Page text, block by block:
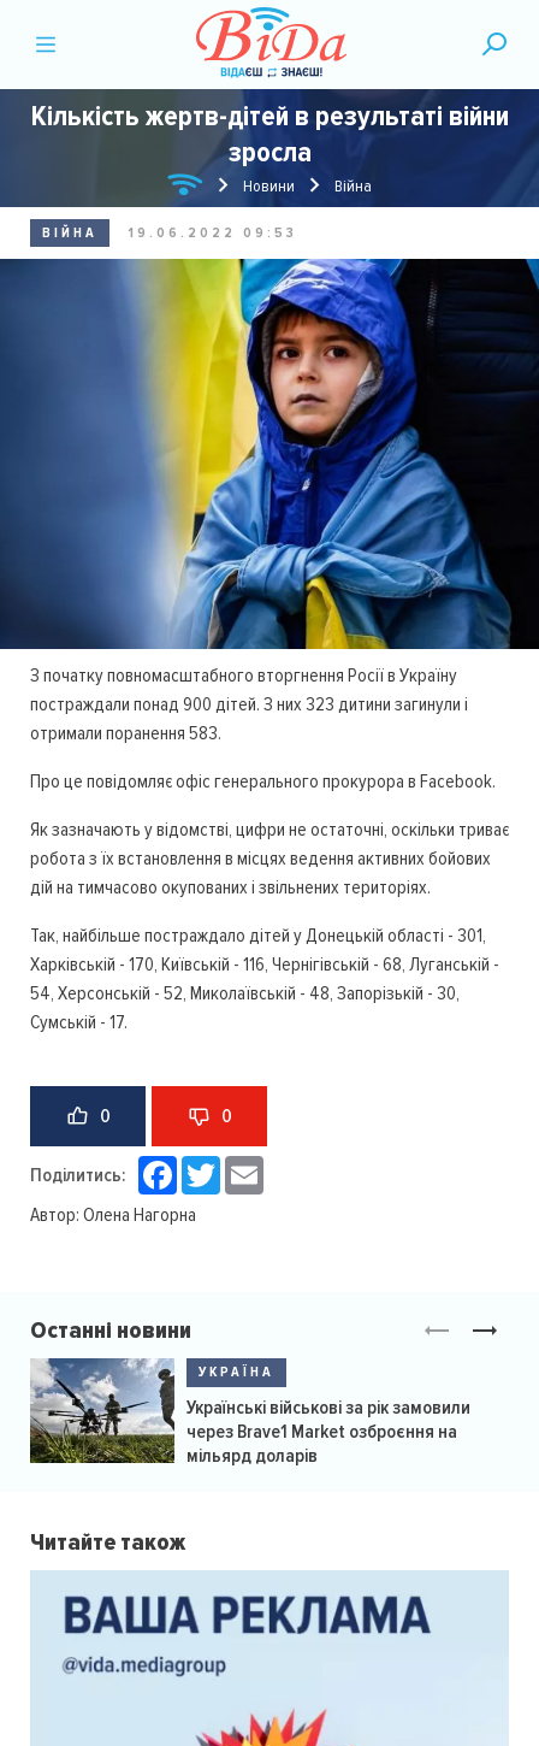
Кількість жертв-дітей в результаті війни
зросла
Новини Війна
ВІЙНА 19.06.2022 09:53
З початку повномасштабного вторгнення Росії в Україну
постраждали понад 900 дітей. З них 323 дитини загинули і
отримали поранення 583.
Про це повідомляє офіс генерального прокурора в Facebook.
Як зазначають у відомстві, цифри не остаточні, оскільки триває
робота з їх встановлення в місцях ведення активних бойових
дій на тимчасово окупованих і звільнених територіях.
Так, найбільше постраждало дітей у Донецькій області - 301,
Харківській - 170, Київській - 116, Чернігівській - 68, Луганській -
54, Херсонській - 52, Миколаївській - 48, Запорізькій - 30,
Сумській - 17.
0 0
Поділитись: Facebook
Twitter
Автор: Олена Нагорна
Останні новини
УКРАЇНА
Українські військові за рік замовили
через Brave1 Market озброєння на
мільярд доларів
Читайте також